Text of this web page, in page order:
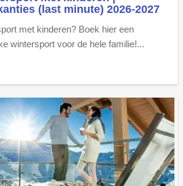
(last minute) 2026-2027
met kinderen? Boek hier een
wintersport voor de hele familie!...